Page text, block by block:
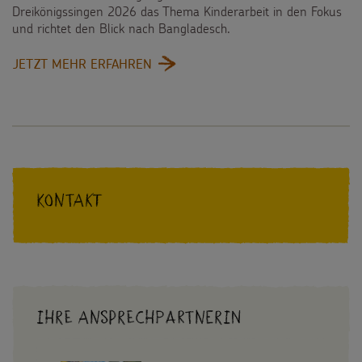
Dreikönigssingen 2026 das Thema Kinderarbeit in den Fokus
und richtet den Blick nach Bangladesch.
JETZT MEHR ERFAHREN
GEGEN
Kontakt
Ihre Ansprechpartnerin